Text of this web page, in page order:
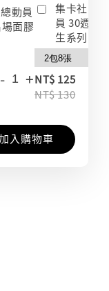
動員
面膠
- +
集卡社 玩
員 30週年
生系列 收
NT$ 125
NT$ 130
入購物車